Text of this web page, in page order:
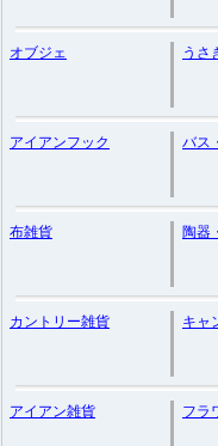
オブジェ うさ
アイアンフック バス
布雑貨 陶器
カントリー雑貨 キャ
アイアン雑貨 フラ